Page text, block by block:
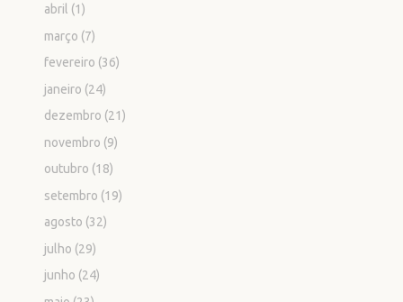
abril (1)
março (7)
fevereiro (36)
janeiro (24)
dezembro (21)
novembro (9)
outubro (18)
setembro (19)
agosto (32)
julho (29)
junho (24)